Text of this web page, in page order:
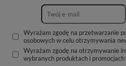
Wyrażam zgodę na przetwarzanie
osobowych w celu otrzymywania
Wyrażam zgodę na otrzymywanie
wybranych produktach i promocjach